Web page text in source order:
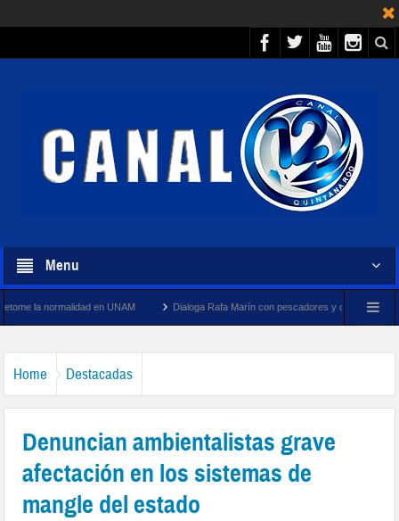
Menu
en UNAM Dialoga Rafa Marín con pescadores y cooperativistas turísticos de
Home Destacadas
Denuncian ambientalistas grave
afectación en los sistemas de
mangle del estado